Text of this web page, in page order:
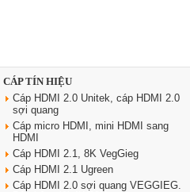
CÁP TÍN HIỆU
Cáp HDMI 2.0 Unitek, cáp HDMI 2.0
sợi quang
Cáp micro HDMI, mini HDMI sang
HDMI
Cáp HDMI 2.1, 8K VegGieg
Cáp HDMI 2.1 Ugreen
Cáp HDMI 2.0 sợi quang VEGGIEG.